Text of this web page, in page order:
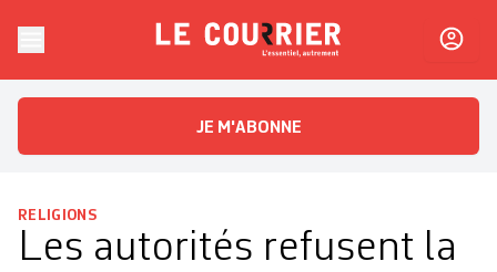
Le CourrierL'essentiel, autrement
JE M'ABONNE
RELIGIONS
Les autorités refusent la